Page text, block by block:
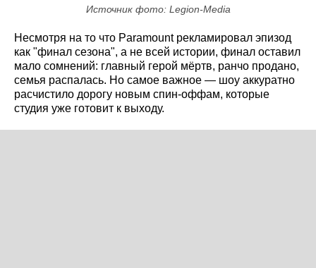
Источник фото: Legion-Media
Несмотря на то что Paramount рекламировал эпизод
как "финал сезона", а не всей истории, финал оставил
мало сомнений: главный герой мёртв, ранчо продано,
семья распалась. Но самое важное — шоу аккуратно
расчистило дорогу новым спин-оффам, которые
студия уже готовит к выходу.